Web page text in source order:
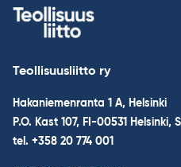
Teollisuusliitto ry
Hakaniemenranta 1 A, Helsinki
P.O. Kast 107, FI-00531 Helsinki,
tel. +358 20 774 001